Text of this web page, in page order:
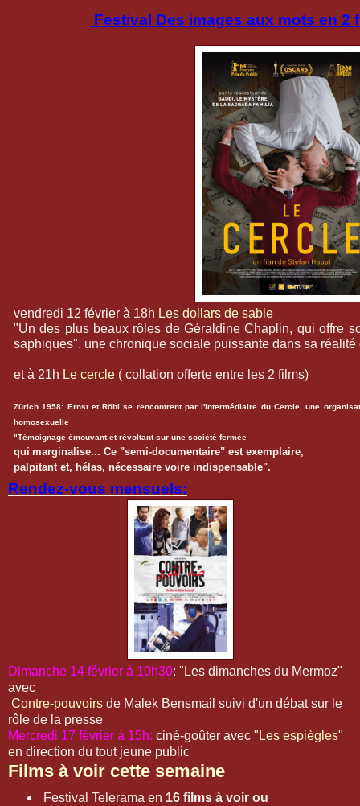
Festival Des images aux mots en 2
vendredi 12 février à 18h Les dollars de sable
"Un des plus beaux rôles de Géraldine Chaplin, qui offre
saphiques". une chronique sociale puissante dans sa réalité
et à 21h Le cercle ( collation offerte entre les 2 films)
Zürich 1958: Ernst et Röbi se rencontrent par l'intermédiaire du Cercle, une
homosexuelle
"Témoignage émouvant et révoltant sur une société fermée
qui marginalise... Ce "semi-documentaire" est exemplaire,
palpitant et, hélas, nécessaire voire indispensable".
Rendez-vous mensuels:
Dimanche 14 février à 10h30: "Les dimanches du Mermoz"
avec
Contre-pouvoirs de Malek Bensmail suivi d'un débat sur le
rôle de la presse
Mercredi 17 février à 15h: ciné-goûter avec "Les espiègles"
en direction du tout jeune public
Films à voir cette semaine
Festival Telerama en 16 films à voir ou